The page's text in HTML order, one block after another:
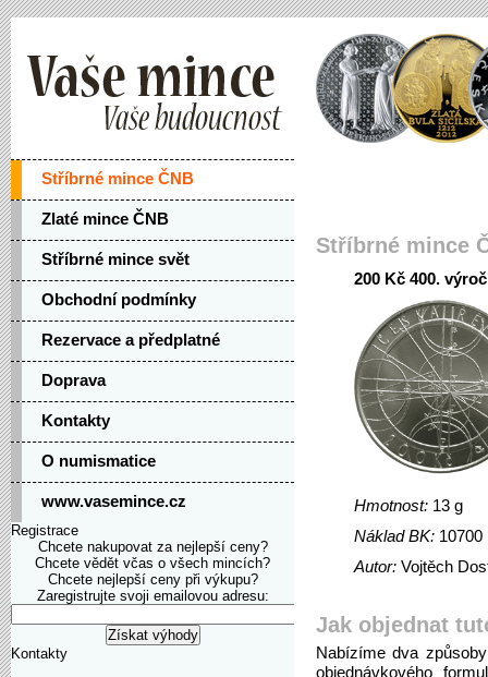
Stříbrné mince ČNB
Zlaté mince ČNB
Stříbrné mince svět
Obchodní podmínky
Rezervace a předplatné
Doprava
Kontakty
O numismatice
www.vasemince.cz
Registrace
Chcete nakupovat za nejlepší ceny?
Chcete vědět včas o všech mincích?
Chcete nejlepší ceny při výkupu?
Zaregistrujte svoji emailovou adresu:
Kontakty
Stříbrné mince
200 Kč 400.
Hmotnost: 13 g
Náklad BK: 10700
Autor: Vojtěch
Jak objednat
Nabízíme dva
objednávkového